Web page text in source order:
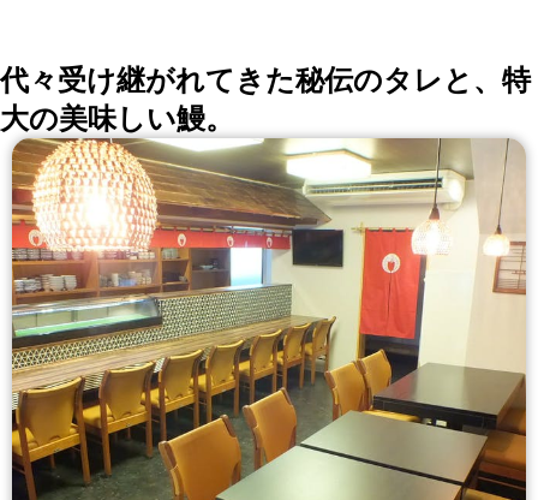
代々受け継がれてきた秘伝のタレと、特
大の美味しい鰻。